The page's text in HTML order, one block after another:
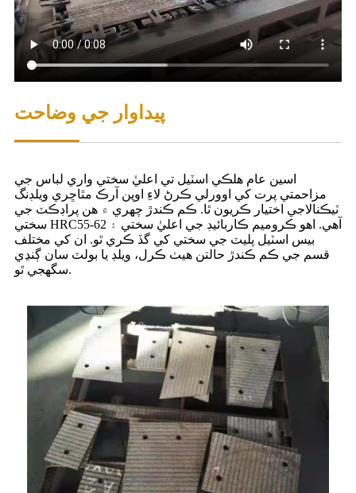
پيداوار جي وضاحت
اسين عام هلڪي اسٽيل تي اعليٰ سختي واري لباس جي
مزاحمتي پرت کي اوورلي ڪرڻ لاءِ اوپن آرڪ مٿاڇري ويلڊنگ
ٽيڪنالاجي اختيار ڪريون ٿا. ڪم ڪندڙ چهري ۾ هن پراڊڪٽ جي
سختي HRC55-62 آهي. اهو ڪروميم ڪاربائيڊ جي اعليٰ سختي ۽
بيس اسٽيل پليٽ جي سختي کي گڏ ڪري ٿو. ان کي مختلف
قسم جي ڪم ڪندڙ حالتن هيٺ ڪرل، ويلڊ يا بولٽ سان ڳنڍي
سگهجي ٿو.